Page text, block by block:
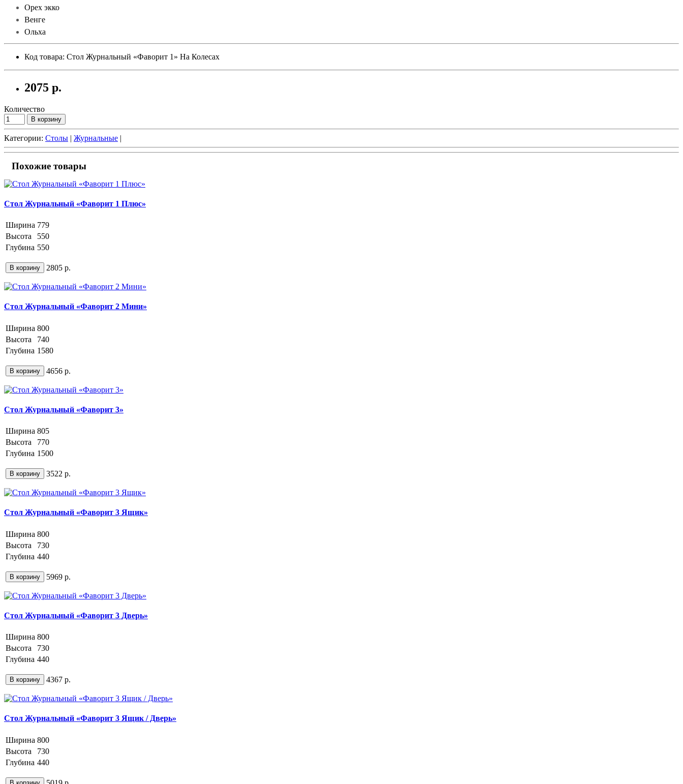
Орех экко
Венге
Ольха
Код товара: Стол Журнальный «Фаворит 1» На Колесах
2075 р.
Количество
В корзину
Категории: Столы | Журнальные |
Похожие товары
Стол Журнальный «Фаворит 1 Плюс»
Ширина 779
Высота
550
Глубина 550
В корзину 2805 р.
Стол Журнальный «Фаворит 2 Мини»
Ширина 800
Высота
740
Глубина 1580
В корзину 4656 р.
Стол Журнальный «Фаворит 3»
Ширина 805
Высота
770
Глубина 1500
В корзину 3522 р.
Стол Журнальный «Фаворит 3 Ящик»
Ширина 800
Высота
730
Глубина 440
В корзину 5969 р.
Стол Журнальный «Фаворит 3 Дверь»
Ширина 800
Высота
730
Глубина 440
В корзину 4367 р.
Стол Журнальный «Фаворит 3 Ящик / Дверь»
Ширина 800
Высота
730
Глубина 440